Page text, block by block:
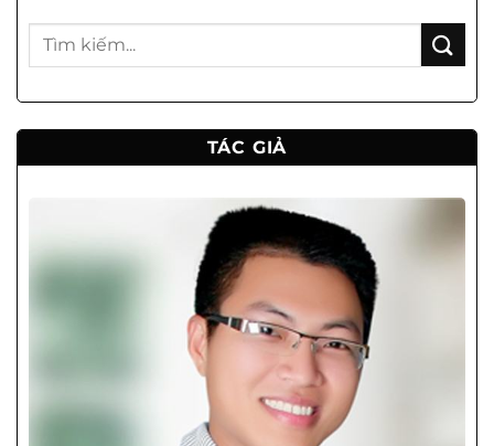
TÁC GIẢ